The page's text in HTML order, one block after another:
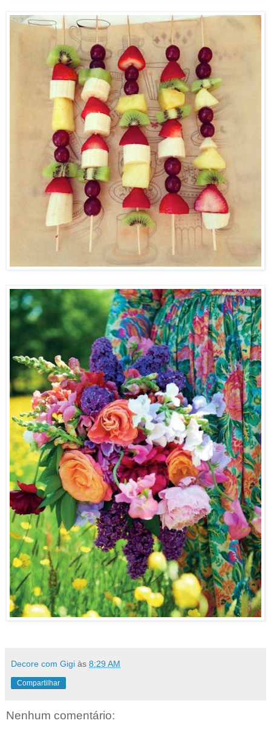
Decore com Gigi às 8:29 AM
Compartilhar
Nenhum comentário: